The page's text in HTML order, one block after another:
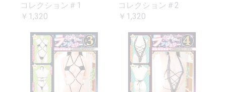
コレクション＃1
￥1,320
コレクション＃2
￥1,320